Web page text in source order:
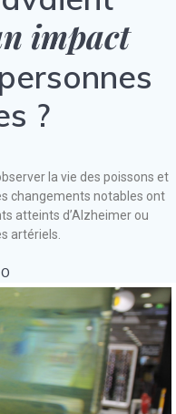
impact
?
la vie des poissons et
changements notables ont
atteints d’Alzheimer ou
artériels.